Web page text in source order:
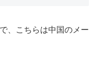
、こちらは中国のメー